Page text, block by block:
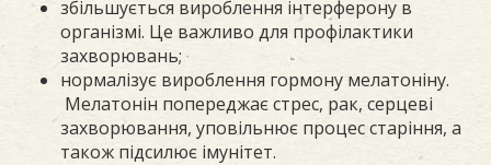
збільшується вироблення інтерферону в
організмі. Це важливо для профілактики
захворювань;
нормалізує вироблення гормону мелатоніну.
Мелатонін попереджає стрес, рак, серцеві
захворювання, уповільнює процес старіння, а
також підсилює імунітет.